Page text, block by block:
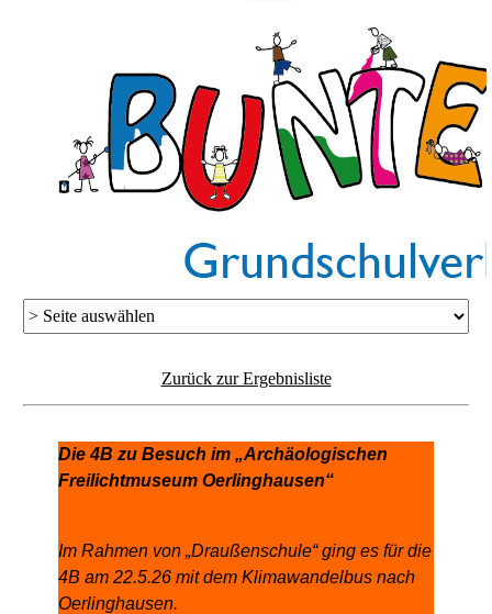
Zurück zur Ergebnisliste
Die 4B zu Besuch im „Archäologischen
Freilichtmuseum Oerlinghausen“
Im Rahmen von „Draußenschule“ ging es für die
4B am 22.5.26 mit dem Klimawandelbus nach
Oerlinghausen.